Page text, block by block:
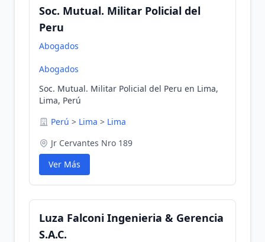
Soc. Mutual. Militar Policial del
Peru
Abogados
Abogados
Soc. Mutual. Militar Policial del Peru en Lima,
Lima, Perú
Perú > Lima > Lima
Jr Cervantes Nro 189
Ver Más
Luza Falconi Ingenieria & Gerencia
S.A.C.